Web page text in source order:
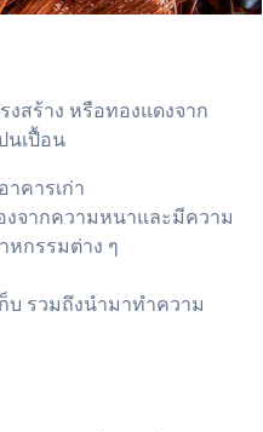
สร้าง หรือทองแดงจาก
นเปื้อน
คารเก่า
งจากความหนาและมีความ
หกรรมต่าง ๆ
บ รวมถึงนำมาทำความ